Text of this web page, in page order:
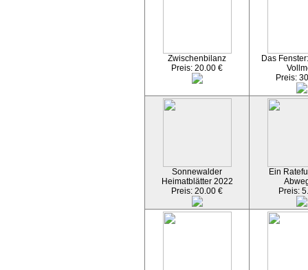
Zwischenbilanz
Preis: 20.00 €
Das
Preis:
Sonnewalder
Heimatblätter 2022
Preis: 20.00 €
Ein
Preis: